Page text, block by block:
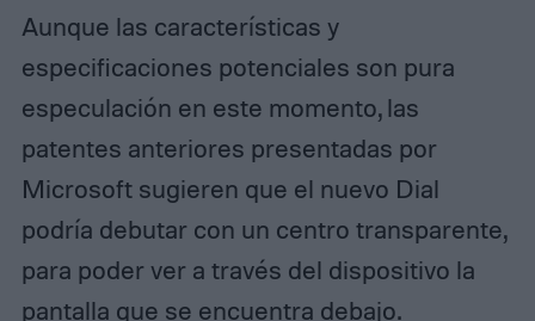
Aunque las características y
especificaciones potenciales son pura
especulación en este momento, las
patentes anteriores presentadas por
Microsoft sugieren que el nuevo Dial
podría debutar con un centro transparente,
para poder ver a través del dispositivo la
pantalla que se encuentra debajo.